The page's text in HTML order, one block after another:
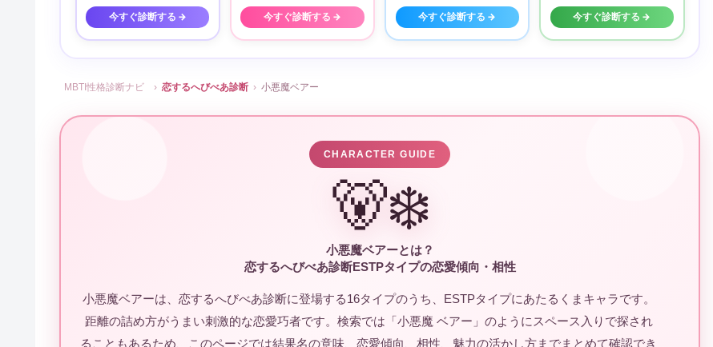
今すぐ診断する → 今すぐ診断する → 今すぐ診断する → 今すぐ診断する →
MBTI性格診断ナビ › 恋するへびべあ診断 › 小悪魔ベアー
CHARACTER GUIDE
🐻‍❄️
小悪魔ベアーとは？
恋するへびべあ診断ESTPタイプの恋愛傾向・相性
小悪魔ベアーは、恋するへびべあ診断に登場する16タイプのうち、ESTPタイプにあたるくまキャラです。
距離の詰め方がうまい刺激的な恋愛巧者です。検索では「小悪魔 ベアー」のようにスペース入りで探され
ることもあるため、このページでは結果名の意味、恋愛傾向、相性、魅力の活かし方までまとめて確認でき